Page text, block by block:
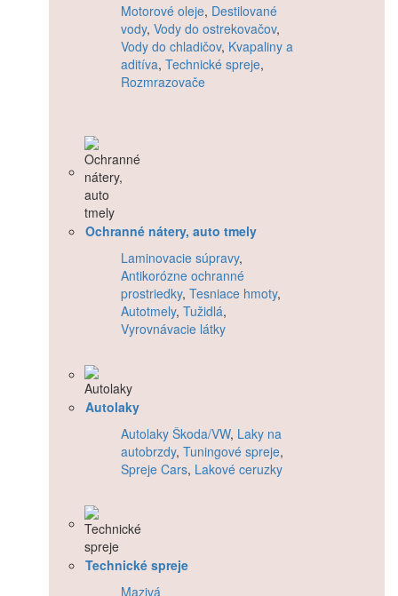
Motorové oleje, Destilované
vody, Vody do ostrekovačov,
Vody do chladičov, Kvapaliny a
aditíva, Technické spreje,
Rozmrazovače
Ochranné nátery, auto tmely
Laminovacie súpravy,
Antikorózne ochranné
prostriedky, Tesniace hmoty,
Autotmely, Tužidlá,
Vyrovnávacie látky
Autolaky
Autolaky Škoda/VW, Laky na
autobrzdy, Tuningové spreje,
Spreje Cars, Lakové ceruzky
Technické spreje
Mazivá